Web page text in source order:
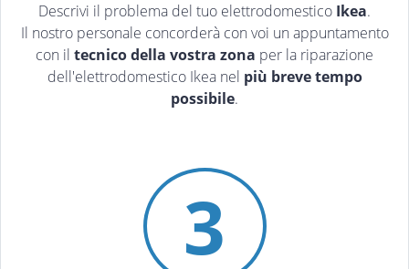
Descrivi il problema del tuo elettrodomestico Ikea.
Il nostro personale concorderà con voi un appuntamento
con il tecnico della vostra zona per la riparazione
dell'elettrodomestico Ikea nel più breve tempo
possibile.
3